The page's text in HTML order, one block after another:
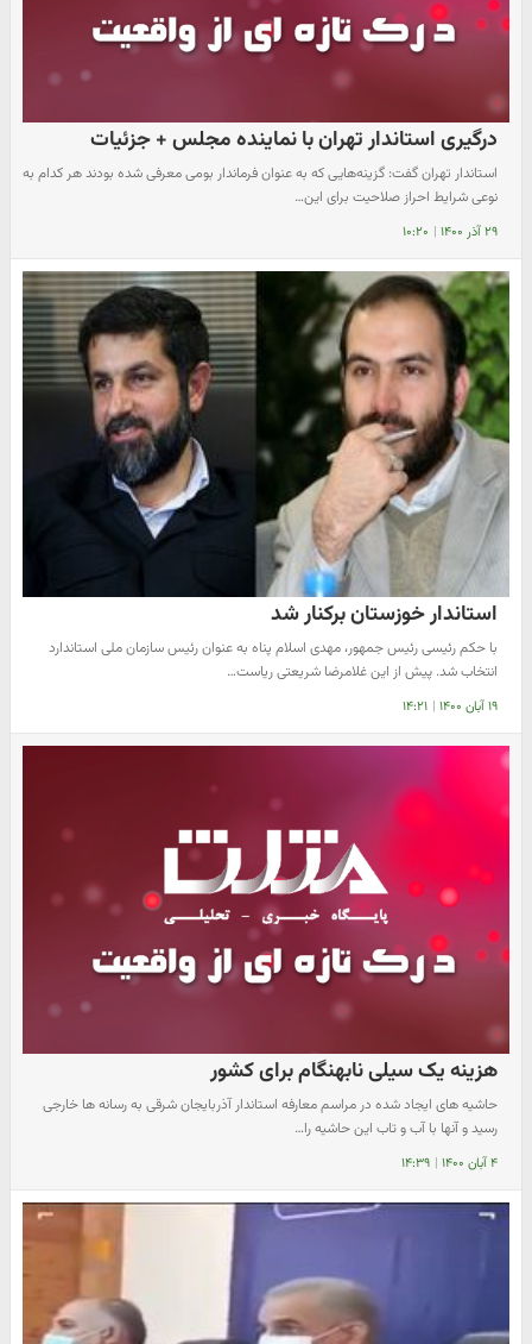
درگیری استاندار تهران با نماینده مجلس + جزئیات
استاندار تهران گفت: گزینه‌هایی که به عنوان فرماندار بومی معرفی شده بودند هر کدام به
نوعی شرایط احراز صلاحیت برای این…
۲۹ آذر ۱۴۰۰ | ۱۰:۲۰
استاندار خوزستان برکنار شد
با حکم رئیسی رئیس جمهور، مهدی اسلام پناه به عنوان رئیس سازمان ملی استاندارد
انتخاب شد. پیش از این غلامرضا شریعتی ریاست…
۱۹ آبان ۱۴۰۰ | ۱۴:۲۱
هزینه یک سیلی نابهنگام برای کشور
حاشیه های ایجاد شده در مراسم معارفه استاندار آذربایجان شرقی به رسانه ها خارجی
رسید و آنها با آب و تاب این حاشیه را…
۴ آبان ۱۴۰۰ | ۱۴:۳۹